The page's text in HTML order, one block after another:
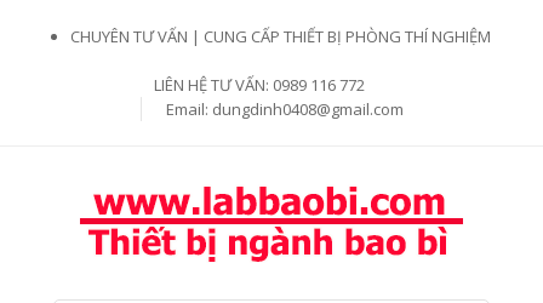
CHUYÊN TƯ VẤN | CUNG CẤP THIẾT BỊ PHÒNG THÍ NGHIỆM
LIÊN HỆ TƯ VẤN: 0989 116 772
Email: dungdinh0408@gmail.com